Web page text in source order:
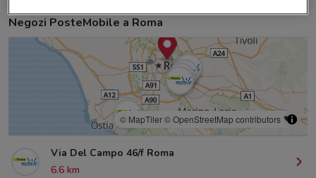
Negozi PosteMobile a Roma
© MapTiler© OpenStreetMap contributors
Via Del Campo 46/f Roma
6.6 km